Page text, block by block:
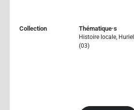
Collection Thématique·s
Histoire locale, Huriel
(03)